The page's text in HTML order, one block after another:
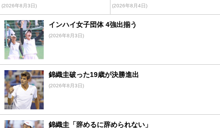
(2026年8月3日) (2026年8月4日)
インハイ女子団体 4強出揃う
(2026年8月3日)
錦織圭破った19歳が決勝進出
(2026年8月3日)
錦織圭「辞めるに辞められない」